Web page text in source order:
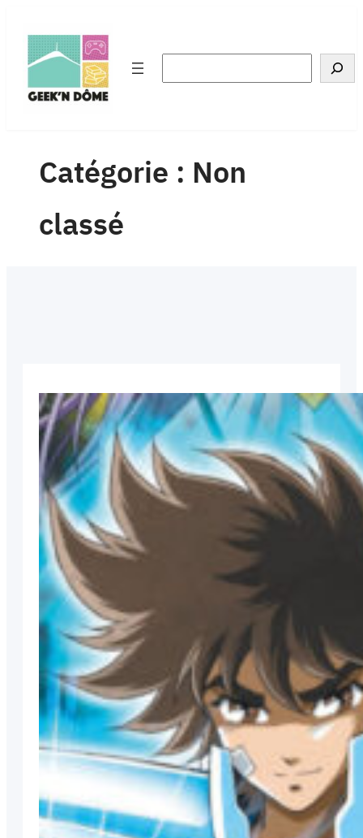
contenu
Catégorie : Non
classé